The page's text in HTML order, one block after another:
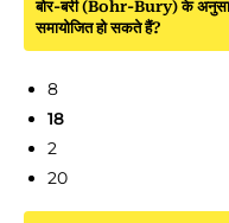
बोर-बरी (Bohr-Bury) के
समायोजित हो सकते हैं?
8
18
2
20